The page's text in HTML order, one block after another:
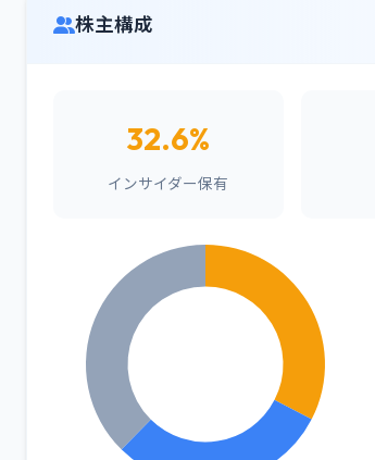
株主構成
32.6%
インサイダー保有